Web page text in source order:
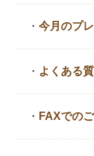
・今月のプ
・ よくある
・ FAXでの